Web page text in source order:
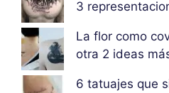
3
La flor como
otra 2 ideas
6 tatuajes que